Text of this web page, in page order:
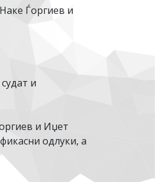
Ѓоргиев и
и
и Иџет
одлуки, а